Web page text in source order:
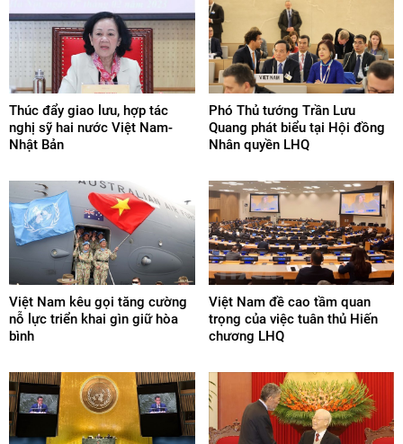
Thúc đẩy giao lưu, hợp tác
nghị sỹ hai nước Việt Nam-
Nhật Bản
Phó Thủ tướng Trần Lưu
Quang phát biểu tại Hội đồng
Nhân quyền LHQ
Việt Nam kêu gọi tăng cường
nỗ lực triển khai gìn giữ hòa
bình
Việt Nam đề cao tầm quan
trọng của việc tuân thủ Hiến
chương LHQ